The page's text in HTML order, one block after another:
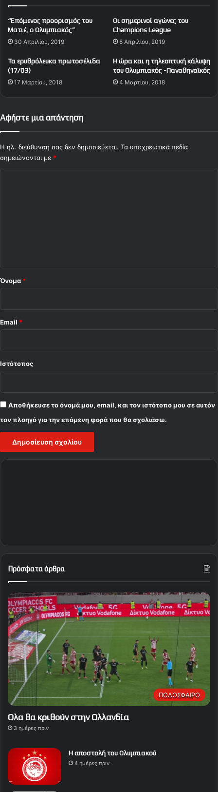
κ
η
σ
τ
η
ο
κ
ί
“Επόμενος προορισμός του
Ματιέ, ο Ολυμπιακός”
30 Απριλίου, 2019
Οι σημερινοί αγώνες του
Champions League
8 Απριλίου, 2019
Τα ερυθρόλευκα πρωτοσέλιδα
(17/03)
17 Μαρτίου, 2018
H ώρα και η τηλεοπτική κάλυψη
του Ολυμπιακός -Παναθηναϊκός
4 Μαρτίου, 2018
Αφήστε μια απάντηση
Η ηλ. διεύθυνση σας δεν δημοσιεύεται. Τα υποχρεωτικά πεδία
σημειώνονται με *
Όνομα *
Email *
Ιστότοπος
Αποθήκευσε το όνομά μου, email, και τον ιστότοπο μου σε αυτόν
τον πλοηγό για την επόμενη φορά που θα σχολιάσω.
Πρόσφατα άρθρα
ΠΟΔΟΣΦΑΙΡΟ
Όλα θα κριθούν στην Ολλανδία
3 ημέρες πριν
Η αποστολή του Ολυμπιακού
4 ημέρες πριν